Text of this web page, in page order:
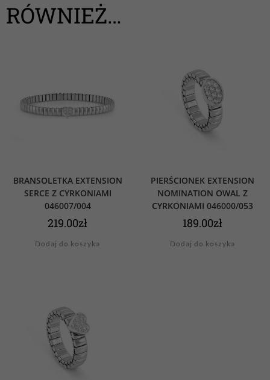
RÓWNIEŻ…
BRANSOLETKA EXTENSION
SERCE Z CYRKONIAMI
046007/004
219.00zł
Dodaj do koszyka
PIERŚCIONEK EXTENSION
NOMINATION OWAL Z
CYRKONIAMI 046000/053
189.00zł
Dodaj do koszyka